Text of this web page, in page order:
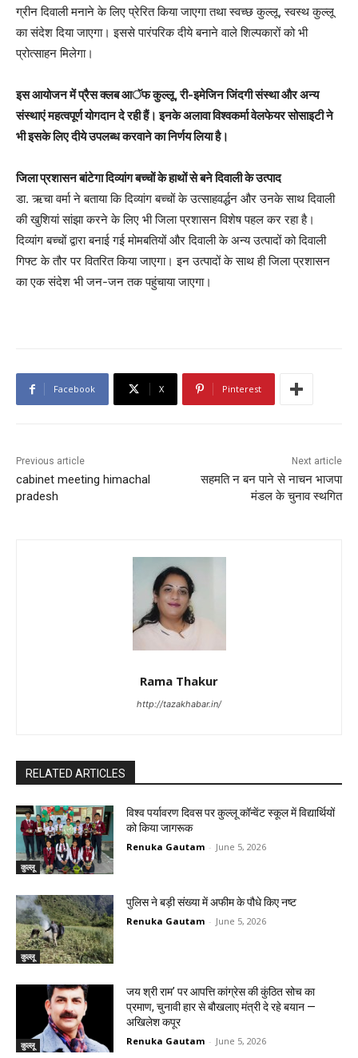
ग्रीन दिवाली मनाने के लिए प्रेरित किया जाएगा तथा स्वच्छ कुल्लू, स्वस्थ कुल्लू
का संदेश दिया जाएगा। इससे पारंपरिक दीये बनाने वाले शिल्पकारों को भी
प्रोत्साहन मिलेगा।
इस आयोजन में प्रैस क्लब आॅफ कुल्लू, री-इमेजिन जिंदगी संस्था और अन्य
संस्थाएं महत्वपूर्ण योगदान दे रही हैं। इनके अलावा विश्वकर्मा वेलफेयर सोसाइटी ने
भी इसके लिए दीये उपलब्ध करवाने का निर्णय लिया है।
जिला प्रशासन बांटेगा दिव्यांग बच्चों के हाथों से बने दिवाली के उत्पाद
डा. ऋचा वर्मा ने बताया कि दिव्यांग बच्चों के उत्साहवर्द्धन और उनके साथ दिवाली
की खुशियां सांझा करने के लिए भी जिला प्रशासन विशेष पहल कर रहा है।
दिव्यांग बच्चों द्वारा बनाई गई मोमबतियों और दिवाली के अन्य उत्पादों को दिवाली
गिफ्ट के तौर पर वितरित किया जाएगा। इन उत्पादों के साथ ही जिला प्रशासन
का एक संदेश भी जन-जन तक पहुंचाया जाएगा।
Facebook X Pinterest
Previous article
cabinet meeting himachal
pradesh
Next article
सहमति न बन पाने से नाचन भाजपा
मंडल के चुनाव स्थगित
Rama Thakur
http://tazakhabar.in/
RELATED ARTICLES
कुल्लू
विश्व पर्यावरण दिवस पर कुल्लू कॉन्वेंट स्कूल में विद्यार्थियों
को किया जागरूक
Renuka Gautam - June 5, 2026
कुल्लू
पुलिस ने बड़ी संख्या में अफीम के पौधे किए नष्ट
Renuka Gautam - June 5, 2026
कुल्लू
जय श्री राम’ पर आपत्ति कांग्रेस की कुंठित सोच का
प्रमाण, चुनावी हार से बौखलाए मंत्री दे रहे बयान —
अखिलेश कपूर
Renuka Gautam - June 5, 2026